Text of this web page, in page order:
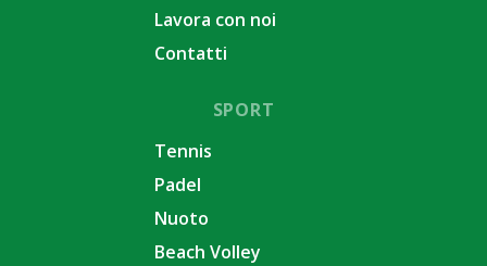
Lavora con noi
Contatti
SPORT
Tennis
Padel
Nuoto
Beach Volley